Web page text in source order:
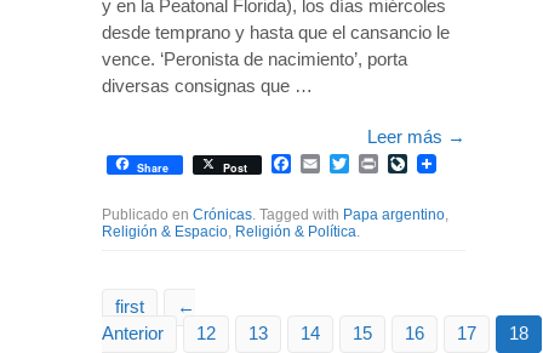
y en la Peatonal Florida), los días miércoles
desde temprano y hasta que el cansancio le
vence. ‘Peronista de nacimiento’, porta
diversas consignas que …
Leer más →
Share Post Facebook
EmailTwitterPrintLiveJournal
Publicado en Crónicas. Tagged with Papa argentino,
Religión & Espacio, Religión & Política.
first
←
Anterior
12 13 14 15 16 17 18